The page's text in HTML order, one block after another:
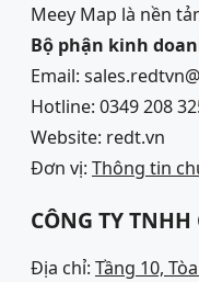
Meey Map là nền
Bộ phận kinh
Email:
Hotline: 0349 208
Website: redt.vn
Đơn vị: Thông tin
CÔNG TY
Địa chỉ: Tầng 10,